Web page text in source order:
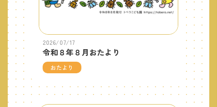
2026/07/17
令和８年８月おたより
おたより